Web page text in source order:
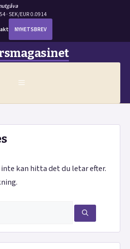
· SEK/EUR 0.0914
NYHETSBREV
MENY
kan hitta det du letar efter.